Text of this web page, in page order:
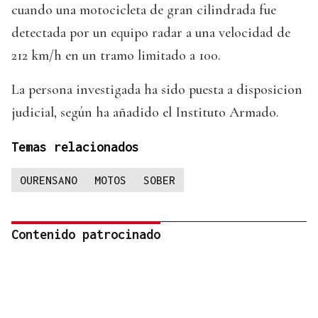
cuando una motocicleta de gran cilindrada fue
detectada por un equipo radar a una velocidad de
212 km/h en un tramo limitado a 100.
La persona investigada ha sido puesta a disposicion
judicial, según ha añadido el Instituto Armado.
Temas relacionados
OURENSANO MOTOS SOBER
Contenido patrocinado